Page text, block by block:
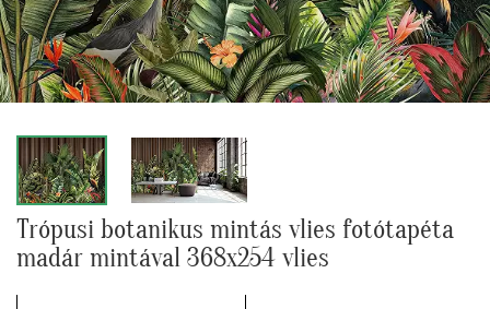
Trópusi botanikus mintás vlies fotótapéta
madár mintával 368x254 vlies